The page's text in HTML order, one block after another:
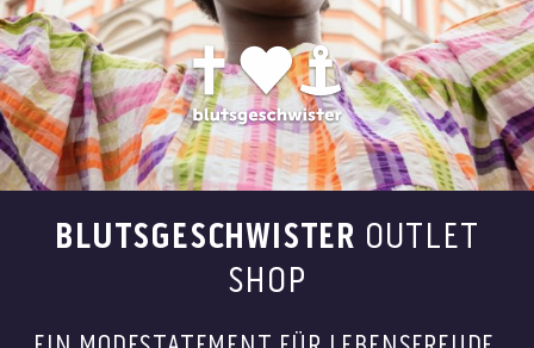
BLUTSGESCHWISTER OUTLET
SHOP